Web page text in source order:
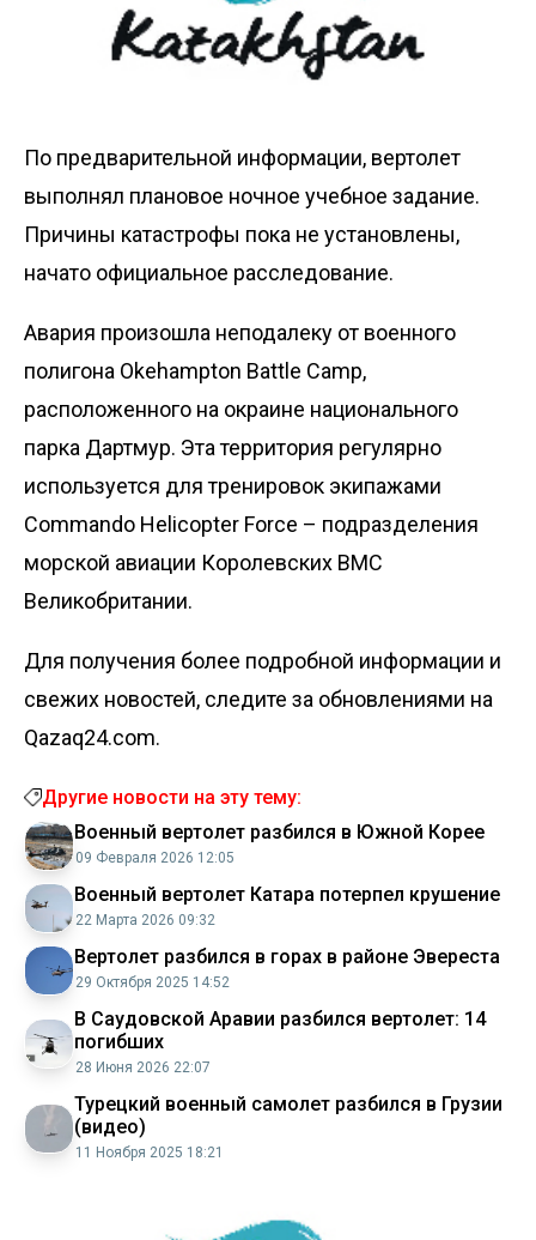
По предварительной информации, вертолет
выполнял плановое ночное учебное задание.
Причины катастрофы пока не установлены,
начато официальное расследование.
Авария произошла неподалеку от военного
полигона Okehampton Battle Camp,
расположенного на окраине национального
парка Дартмур. Эта территория регулярно
используется для тренировок экипажами
Commando Helicopter Force – подразделения
морской авиации Королевских ВМС
Великобритании.
Для получения более подробной информации и
свежих новостей, следите за обновлениями на
Qazaq24.com.
Другие новости на эту тему:
Военный вертолет разбился в Южной Корее
09 Февраля 2026 12:05
Военный вертолет Катара потерпел крушение
22 Марта 2026 09:32
Вертолет разбился в горах в районе Эвереста
29 Октября 2025 14:52
В Саудовской Аравии разбился вертолет: 14
погибших
28 Июня 2026 22:07
Турецкий военный самолет разбился в Грузии
(видео)
11 Ноября 2025 18:21